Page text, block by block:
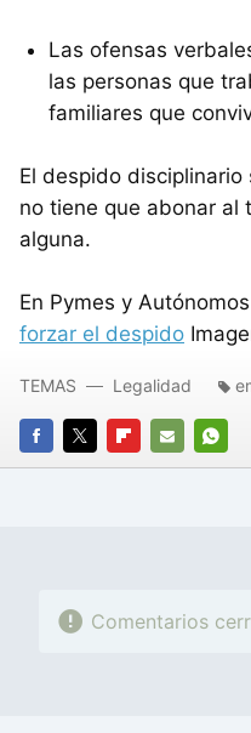
Las ofensas
las personas que
familiares que
El despido
no tiene que abonar al
alguna.
En Pymes y Autónomos
forzar el despido
FACEBOOK
TWITTERFLIPBOARD
E-
TEMAS Legalidad
Comentarios